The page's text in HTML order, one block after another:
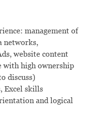
management of
networks,
website content
high ownership
discuss)
Excel skills
and logical